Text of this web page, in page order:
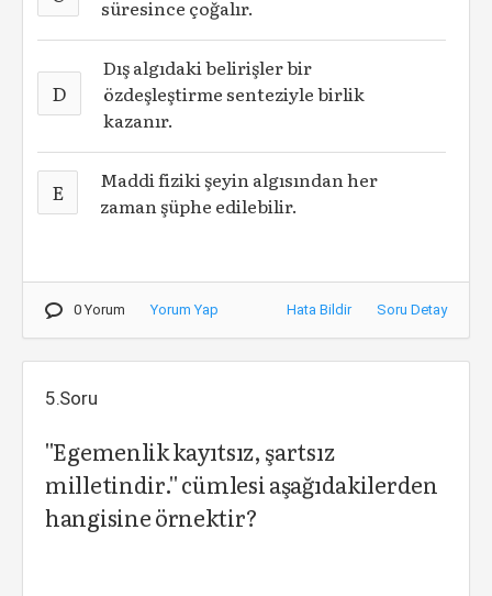
süresince çoğalır.
D
Dış algıdaki belirişler bir
özdeşleştirme senteziyle birlik
kazanır.
E
Maddi fiziki şeyin algısından her
zaman şüphe edilebilir.
0 Yorum Yorum Yap Hata Bildir Soru Detay
5.Soru
''Egemenlik kayıtsız, şartsız
milletindir.'' cümlesi aşağıdakilerden
hangisine örnektir?